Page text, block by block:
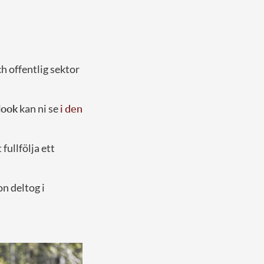
offentlig sektor
kan ni sei den
fullfölja ett
deltog i